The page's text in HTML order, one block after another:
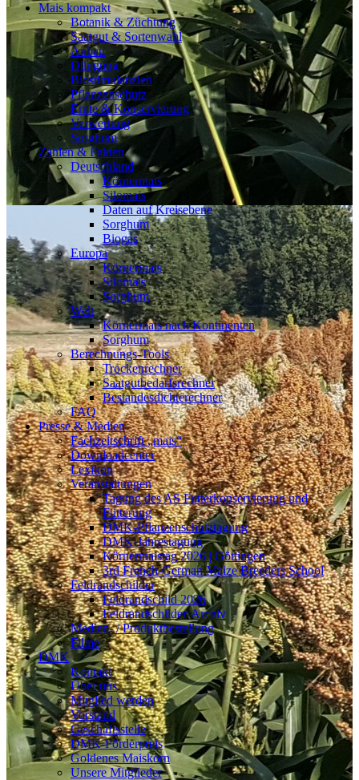
Mais kompakt
Botanik & Züchtung
Saatgut & Sortenwahl
Anbau
Düngung
Biostimulanzien
Pflanzenschutz
Ernte & Konservierung
Verwertung
Sorghum
Zahlen & Fakten
Deutschland
Körnermais
Silomais
Daten auf Kreisebene
Sorghum
Biogas
Europa
Körnermais
Silomais
Sorghum
Welt
Körnermais nach Kontinenten
Sorghum
Berechnungs-Tools
Trockenrechner
Saatgutbedarfsrechner
Bestandesdichterechner
FAQ
Presse & Medien
Fachzeitschrift „mais“
Downloadcenter
Lexikon
Veranstaltungen
Tagung des AS Futterkonservierung und
Fütterung
DMK-Pflanzenschutztagung
DMK-Jahrestagung
Körnermaistag 2026 | Göttingen
3rd French-German Maize Breeders School
Feldrandschilder
Feldrandschild 2026
Feldrandschilder-Archiv
Medien- / Produktbestellung
Filme
DMK
Kontakt
Über uns
Mitglied werden
Vorstand
Geschäftsstelle
DMK-Förderpreis
Goldenes Maiskorn
Unsere Mitglieder